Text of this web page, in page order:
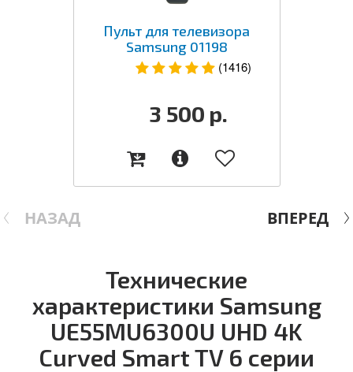
НАЗАД
Пульт для телевизора
Samsung 01198
(1416)
3 500 р.
ВПЕРЕД
Технические
характеристики Samsung
UE55MU6300U UHD 4K
Curved Smart TV 6 серии